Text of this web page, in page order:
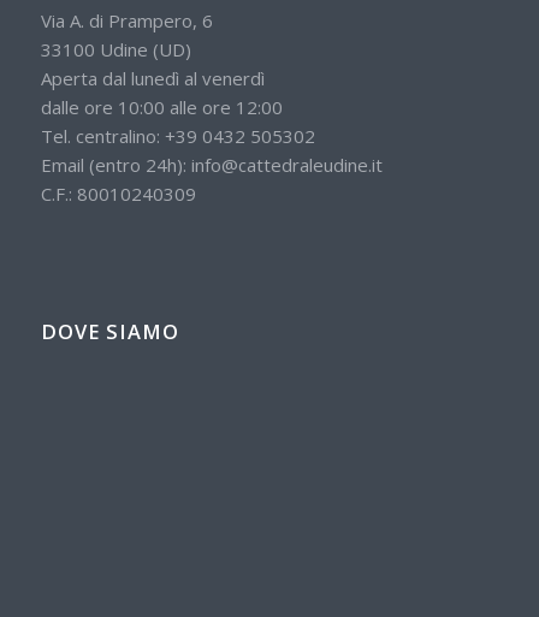
Via A. di Prampero, 6
33100 Udine (UD)
Aperta dal lunedì al venerdì
dalle ore 10:00 alle ore 12:00
Tel. centralino: +39 0432 505302
Email (entro 24h): info@cattedraleudine.it
C.F.: 80010240309
DOVE SIAMO